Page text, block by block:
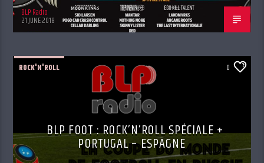
BLP Radio
21 JUNE 2018
ROCK'N'ROLL 0
BLP FOOT : ROCK’N’ROLL SPÉCIALE +
PORTUGAL – ESPAGNE